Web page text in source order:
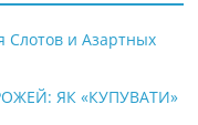
Слотов и Азартных
ЯК «КУПУВАТИ»